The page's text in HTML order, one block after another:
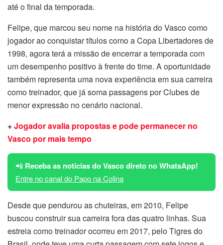
até o final da temporada.
Felipe, que marcou seu nome na história do Vasco como
jogador ao conquistar títulos como a Copa Libertadores de
1998, agora terá a missão de encerrar a temporada com
um desempenho positivo à frente do time. A oportunidade
também representa uma nova experiência em sua carreira
como treinador, que já soma passagens por Clubes de
menor expressão no cenário nacional.
+Jogador avalia propostas e pode permanecer no
Vasco por mais tempo
📲 Receba as notícias do Vasco direto no WhatsApp!
Entre no canal do Papo na Colina
Desde que pendurou as chuteiras, em 2010, Felipe
buscou construir sua carreira fora das quatro linhas. Sua
estreia como treinador ocorreu em 2017, pelo Tigres do